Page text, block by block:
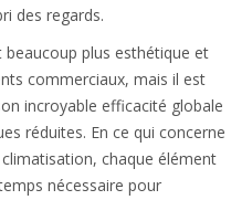
des regards.
plus esthétique et
commerciaux, mais il est
incroyable efficacité globale
réduites. En ce qui concerne
chaque élément
nécessaire pour